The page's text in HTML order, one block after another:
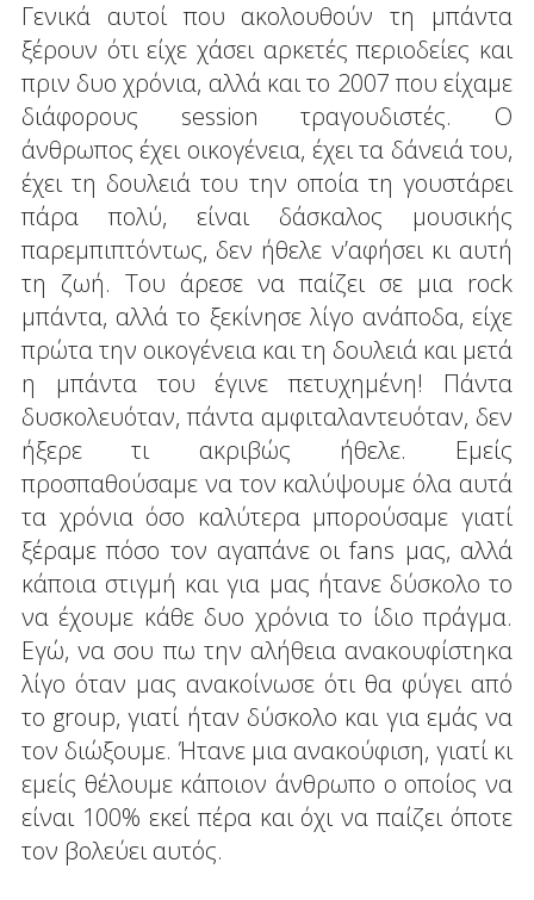
Γενικά αυτοί που ακολουθούν τη μπάντα
ξέρουν ότι είχε χάσει αρκετές περιοδείες και
πριν δυο χρόνια, αλλά και το 2007 που είχαμε
διάφορους session τραγουδιστές. Ο
άνθρωπος έχει οικογένεια, έχει τα δάνειά του,
έχει τη δουλειά του την οποία τη γουστάρει
πάρα πολύ, είναι δάσκαλος μουσικής
παρεμπιπτόντως, δεν ήθελε ν’αφήσει κι αυτή
τη ζωή. Του άρεσε να παίζει σε μια rock
μπάντα, αλλά το ξεκίνησε λίγο ανάποδα, είχε
πρώτα την οικογένεια και τη δουλειά και μετά
η μπάντα του έγινε πετυχημένη! Πάντα
δυσκολευόταν, πάντα αμφιταλαντευόταν, δεν
ήξερε τι ακριβώς ήθελε. Εμείς
προσπαθούσαμε να τον καλύψουμε όλα αυτά
τα χρόνια όσο καλύτερα μπορούσαμε γιατί
ξέραμε πόσο τον αγαπάνε οι fans μας, αλλά
κάποια στιγμή και για μας ήτανε δύσκολο το
να έχουμε κάθε δυο χρόνια το ίδιο πράγμα.
Εγώ, να σου πω την αλήθεια ανακουφίστηκα
λίγο όταν μας ανακοίνωσε ότι θα φύγει από
το group, γιατί ήταν δύσκολο και για εμάς να
τον διώξουμε. Ήτανε μια ανακούφιση, γιατί κι
εμείς θέλουμε κάποιον άνθρωπο ο οποίος να
είναι 100% εκεί πέρα και όχι να παίζει όποτε
τον βολεύει αυτός.